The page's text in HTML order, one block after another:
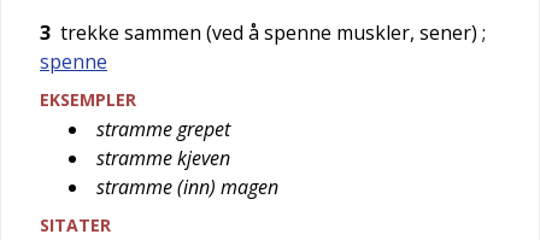
3 trekke sammen (ved å spenne muskler, sener) ;
spenne
EKSEMPLER
stramme grepet
stramme kjeven
stramme (inn) magen
SITATER